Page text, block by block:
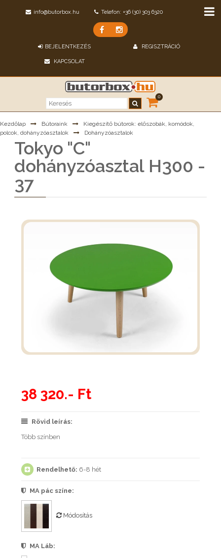
info@butorbox.hu Telefon: +36 (30) 303 6320
BEJELENTKEZÉS REGISZTRÁCIÓ
KAPCSOLAT
0
Kezdőlap Bútoraink
Kiegészítő bútorok: előszobák, komódok,
polcok, dohányzóasztalok
Dohányzóasztalok
Tokyo "C"
dohányzóasztal H300 -
37
38 320.- Ft
Rövid leírás:
Több színben
Rendelhető: 6-8 hét
MA pác színe:
Módosítás
MA Láb: